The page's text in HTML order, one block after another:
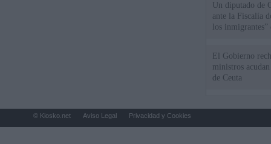
Un diputado de
ante la Fiscalía
los inmigrantes”
El Gobierno
ministros
de Ceuta
© Kiosko.net Aviso Legal Privacidad y Cookies